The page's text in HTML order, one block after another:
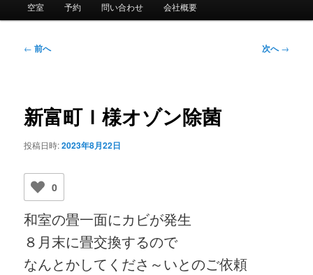
メ
空室 予約 問い合わせ 会社概要
投
ゲ
ー
ョ
← 前へ 次へ→
新富町Ｉ様オゾン除菌
投稿日時:2023年8月22日
0
和室の畳一面にカビが発生
８月末に畳交換するので
なんとかしてくださ～いとのご依頼